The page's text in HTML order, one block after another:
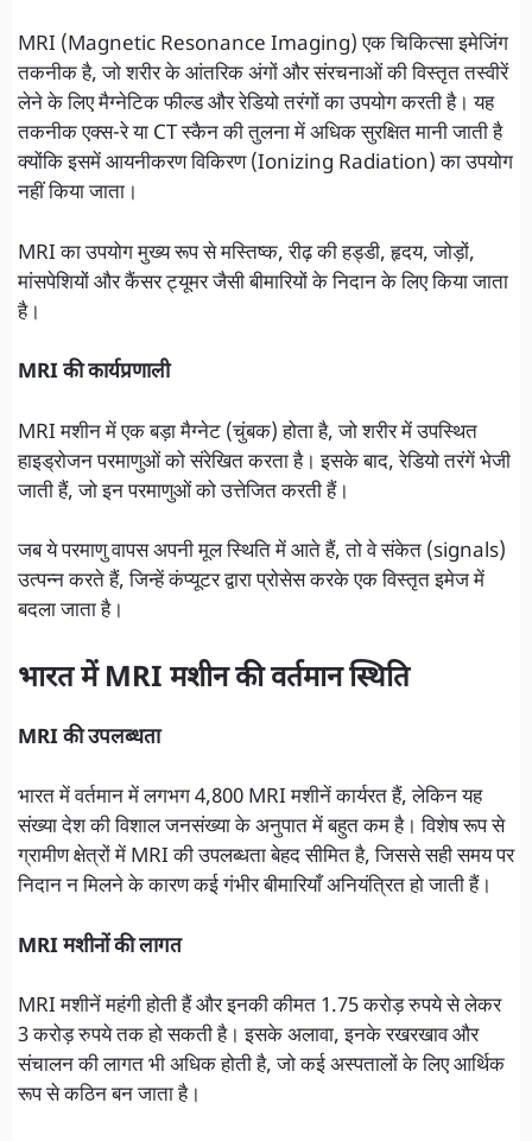
MRI (Magnetic Resonance Imaging) एक चिकित्सा इमेजिंग
तकनीक है, जो शरीर के आंतरिक अंगों और संरचनाओं की विस्तृत तस्वीरें
लेने के लिए मैग्नेटिक फील्ड और रेडियो तरंगों का उपयोग करती है। यह
तकनीक एक्स-रे या CT स्कैन की तुलना में अधिक सुरक्षित मानी जाती है
क्योंकि इसमें आयनीकरण विकिरण (Ionizing Radiation) का उपयोग
नहीं किया जाता।
MRI का उपयोग मुख्य रूप से मस्तिष्क, रीढ़ की हड्डी, हृदय, जोड़ों,
मांसपेशियों और कैंसर ट्यूमर जैसी बीमारियों के निदान के लिए किया जाता
है।
MRI की कार्यप्रणाली
MRI मशीन में एक बड़ा मैग्नेट (चुंबक) होता है, जो शरीर में उपस्थित
हाइड्रोजन परमाणुओं को संरेखित करता है। इसके बाद, रेडियो तरंगें भेजी
जाती हैं, जो इन परमाणुओं को उत्तेजित करती हैं।
जब ये परमाणु वापस अपनी मूल स्थिति में आते हैं, तो वे संकेत (signals)
उत्पन्न करते हैं, जिन्हें कंप्यूटर द्वारा प्रोसेस करके एक विस्तृत इमेज में
बदला जाता है।
भारत में MRI मशीन की वर्तमान स्थिति
MRI की उपलब्धता
भारत मेंवर्तमान में लगभग 4,800 MRI मशीनें कार्यरत हैं, लेकिन यह
संख्या देश की विशाल जनसंख्या के अनुपात में बहुत कम है। विशेष रूप से
ग्रामीण क्षेत्रों में MRI की उपलब्धता बेहद सीमित है, जिससे सही समय पर
निदान न मिलने के कारण कई गंभीर बीमारियाँ अनियंत्रित हो जाती हैं।
MRI मशीनों की लागत
MRI मशीनें महंगी होती हैं और इनकी कीमत 1.75 करोड़ रुपये से लेकर
3 करोड़ रुपये तक हो सकती है। इसके अलावा, इनके रखरखाव और
संचालन की लागत भी अधिक होती है, जो कई अस्पतालों के लिए आर्थिक
रूप से कठिन बन जाता है।